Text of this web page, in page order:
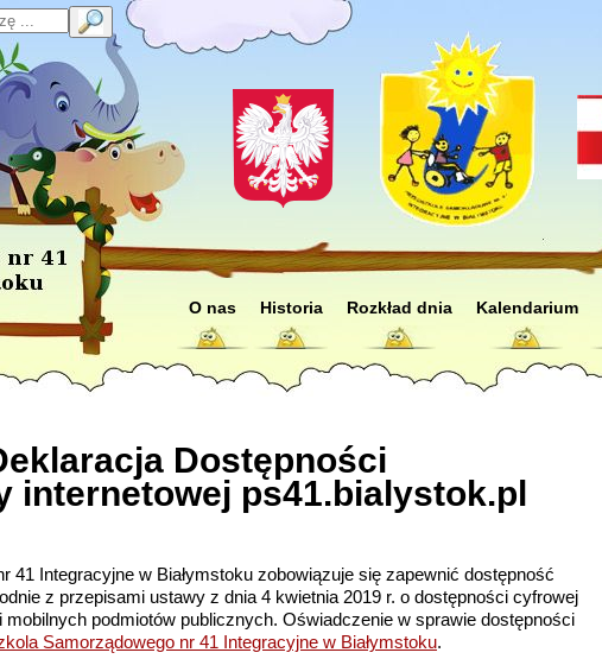
SZUKAJ
strona początkowa
O nas Historia Rozkład dnia Kalendarium
Dostępności
internetowej ps41.bialystok.pl
41 Integracyjne w Białymstoku zobowiązuje się zapewnić dostępność
z przepisami ustawy z dnia 4 kwietnia 2019 r. o dostępności cyfrowej
mobilnych podmiotów publicznych. Oświadczenie w sprawie dostępności
Samorządowego nr 41 Integracyjne w Białymstoku.